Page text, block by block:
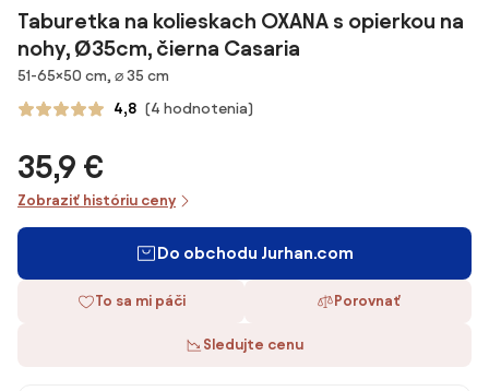
Taburetka na kolieskach OXANA s opierkou na
nohy, Ø35cm, čierna Casaria
Rozmery
51-65×50 cm, ⌀ 35 cm
4,8 (4 hodnotenia)
35,9 €
Zobraziť históriu ceny
Do obchodu Jurhan.com
To sa mi páči Porovnať
Sledujte cenu